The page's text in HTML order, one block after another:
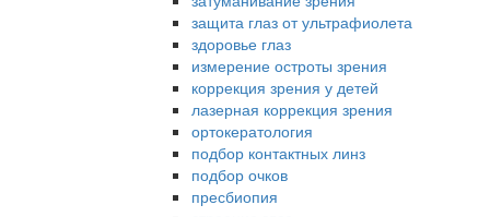
защита глаз от ультрафиолета
здоровье глаз
измерение остроты зрения
коррекция зрения у детей
лазерная коррекция зрения
ортокератология
подбор контактных линз
подбор очков
пресбиопия